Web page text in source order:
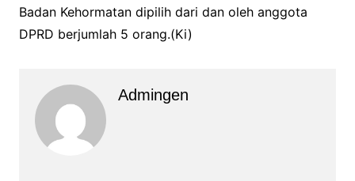
Badan Kehormatan dipilih dari dan oleh anggota
DPRD berjumlah 5 orang.(Ki)
Admingen